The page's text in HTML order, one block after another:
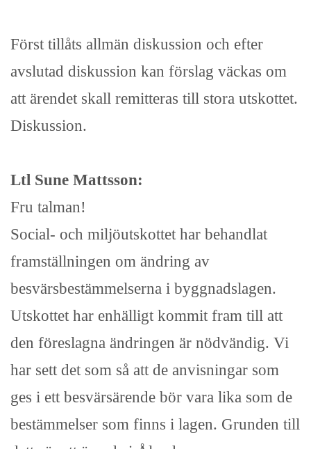
Först tillåts allmän diskussion och efter
avslutad diskussion kan förslag väckas om
att ärendet skall remitteras till stora utskottet.
Diskussion.
Ltl Sune Mattsson:
Fru talman!
Social- och miljöutskottet har behandlat
framställningen om ändring av
besvärsbestämmelserna i byggnadslagen.
Utskottet har enhälligt kommit fram till att
den föreslagna ändringen är nödvändig. Vi
har sett det som så att de anvisningar som
ges i ett besvärsärende bör vara lika som de
bestämmelser som finns i lagen. Grunden till